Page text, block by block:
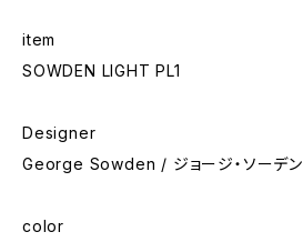
item
SOWDEN LIGHT PL1
Designer
George Sowden / ジョージ・ソーデン
color